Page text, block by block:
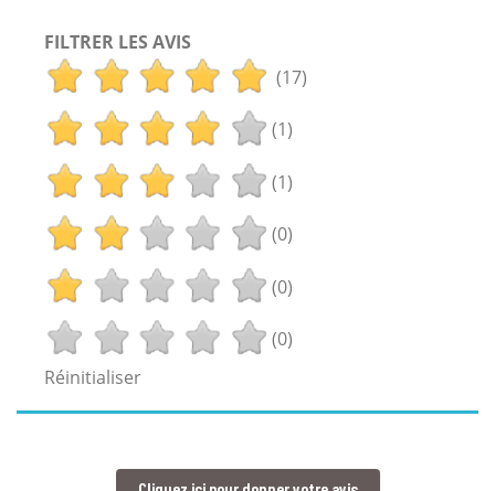
FILTRER LES AVIS
(17)
(1)
(1)
(0)
(0)
(0)
Réinitialiser